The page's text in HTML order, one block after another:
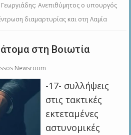
Γεωργιάδης: Ανεπιθύμητος ο υπουργός
διαμαρτυρίας και στη Λαμία
στη Βοιωτία
Newsroom
-17- συλλήψεις
στις τακτικές
εκτεταμένες
αστυνομικές